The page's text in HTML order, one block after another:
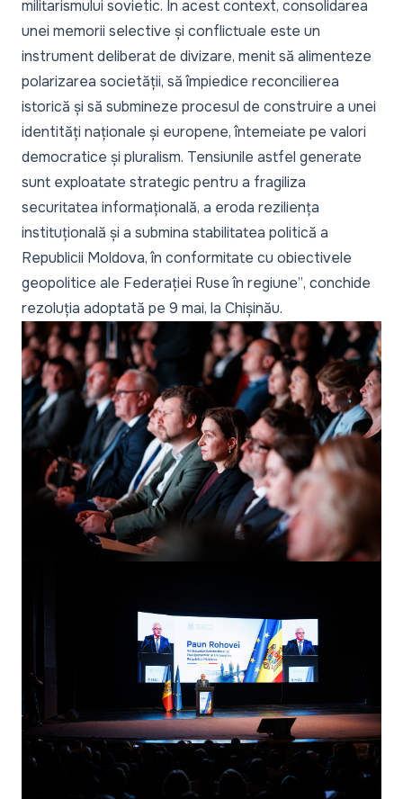
militarismului sovietic. În acest context, consolidarea
unei memorii selective și conflictuale este un
instrument deliberat de divizare, menit să alimenteze
polarizarea societății, să împiedice reconcilierea
istorică și să submineze procesul de construire a unei
identități naționale și europene, întemeiate pe valori
democratice și pluralism. Tensiunile astfel generate
sunt exploatate strategic pentru a fragiliza
securitatea informațională, a eroda reziliența
instituțională și a submina stabilitatea politică a
Republicii Moldova, în conformitate cu obiectivele
geopolitice ale Federației Ruse în regiune”, conchide
rezoluția adoptată pe 9 mai, la Chișinău.